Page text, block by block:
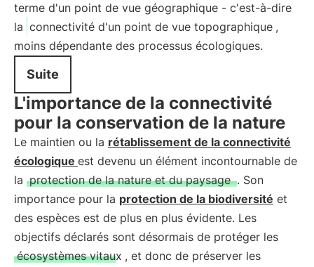
terme d'un point de vue géographique - c'est-à-dire
la connectivité d'un point de vue topographique ,
moins dépendante des processus écologiques.
Suite
L'importance de la connectivité
pour la conservation de la nature
Le maintien ou la rétablissement de la connectivité
écologique est devenu un élément incontournable de
la protection de la nature et du paysage . Son
importance pour la protection de la biodiversité et
des espèces est de plus en plus évidente. Les
objectifs déclarés sont désormais de protéger les
écosystèmes vitaux , et donc de préserver les